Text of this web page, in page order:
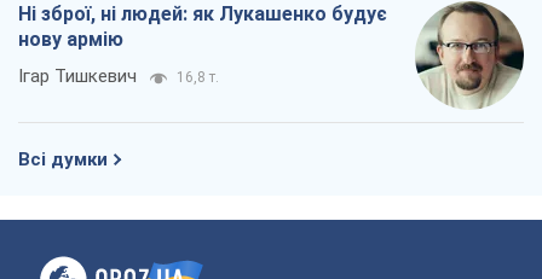
Ні зброї, ні людей: як Лукашенко будує
нову армію
Ігар Тишкевич 16,8 т.
Всі думки